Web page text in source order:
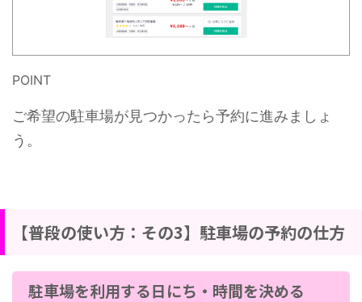
POINT
ご希望の駐車場が見つかったら予約に進みましょ
う。
【普段の使い方：その3】駐車場の予約の仕方
駐車場を利用する日にち・時間を決める